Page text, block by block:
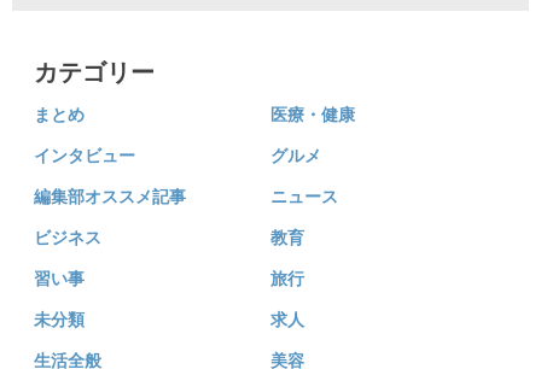
カテゴリー
まとめ 医療・健康
インタビュー グルメ
編集部オススメ記事 ニュース
ビジネス 教育
習い事 旅行
未分類 求人
生活全般 美容